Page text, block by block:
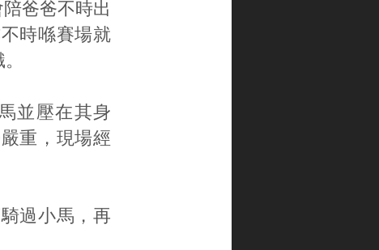
爸爸不時出
時喺賽場就
並壓在其身
重，現場經
過小馬，再